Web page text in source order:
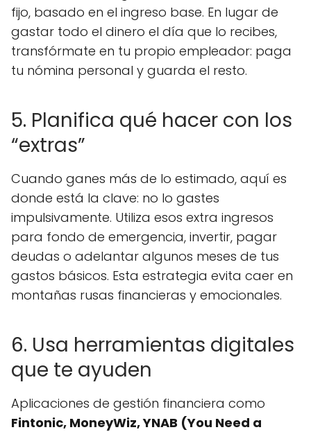
fijo, basado en el ingreso base. En lugar de
gastar todo el dinero el día que lo recibes,
transfórmate en tu propio empleador: paga
tu nómina personal y guarda el resto.
5. Planifica qué hacer con los
“extras”
Cuando ganes más de lo estimado, aquí es
donde está la clave: no lo gastes
impulsivamente. Utiliza esos extra ingresos
para fondo de emergencia, invertir, pagar
deudas o adelantar algunos meses de tus
gastos básicos. Esta estrategia evita caer en
montañas rusas financieras y emocionales.
6. Usa herramientas digitales
que te ayuden
Aplicaciones de gestión financiera como
Fintonic, MoneyWiz, YNAB (You Need a